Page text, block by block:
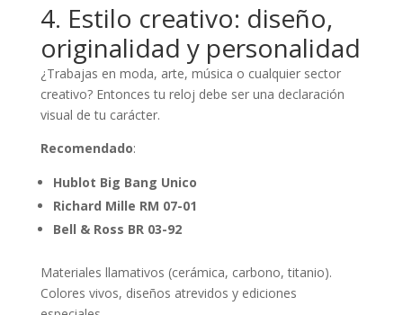
4. Estilo creativo: diseño,
originalidad y personalidad
¿Trabajas en moda, arte, música o cualquier sector
creativo? Entonces tu reloj debe ser una declaración
visual de tu carácter.
Recomendado:
Hublot Big Bang Unico
Richard Mille RM 07-01
Bell & Ross BR 03-92
Materiales llamativos (cerámica, carbono, titanio).
Colores vivos, diseños atrevidos y ediciones